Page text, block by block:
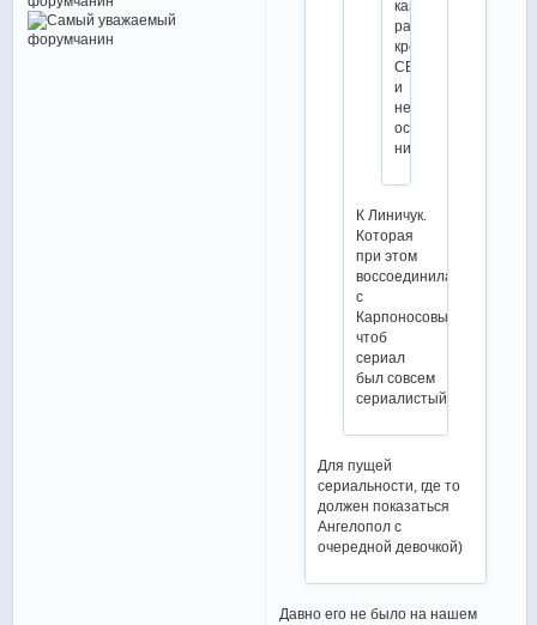
как
раз
кроме
СБ
и
не
осталось
никого
К Линичук.
Которая
при этом
воссоединилась
с
Карпоносовым,
чтоб
сериал
был совсем
сериалистый:)
Для пущей
сериальности, где то
должен показаться
Ангелопол с
очередной девочкой)
Давно его не было на нашем